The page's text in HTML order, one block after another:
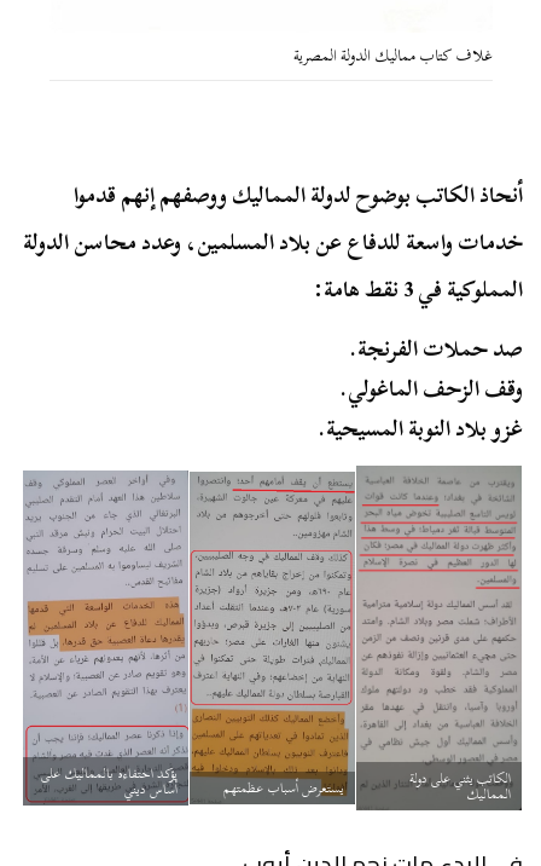
غلاف كتاب مماليك الدولة المصرية
أنحاذ الكاتب بوضوح لدولة المماليك ووصفهم إنهم قدموا
خدمات واسعة للدفاع عن بلاد المسلمين، وعدد محاسن الدولة
المملوكية في 3 نقط هامة:
صد حملات الفرنجة.
وقف الزحف الماغولي.
غزو بلاد النوبة المسيحية.
الكاتب يثني على دولة
المماليك يستعرض أسباب عظمتهم يؤكد احتفاءه بالمماليك على
أساس ديني